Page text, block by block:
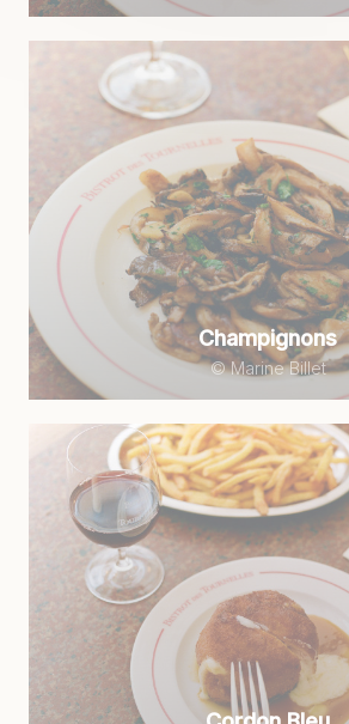
Champignons
© Marine Billet